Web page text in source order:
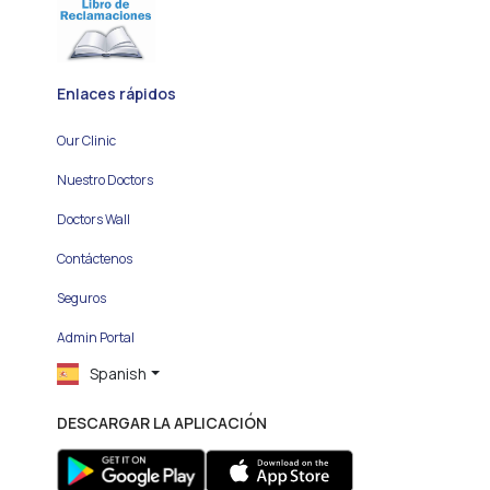
Enlaces rápidos
Our Clinic
Nuestro Doctors
Doctors Wall
Contáctenos
Seguros
Admin Portal
Spanish
DESCARGAR LA APLICACIÓN